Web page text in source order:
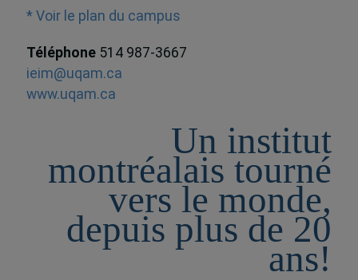
* Voir le plan du campus
Téléphone 514 987-3667
ieim@uqam.ca
www.uqam.ca
Un institut
montréalais tourné
vers le monde,
depuis plus de 20
ans!